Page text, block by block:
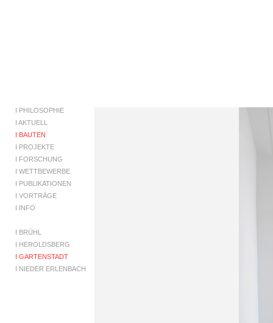
I PHILOSOPHIE
I AKTUELL
I BAUTEN
I PROJEKTE
I FORSCHUNG
I WETTBEWERBE
I PUBLIKATIONEN
I VORTRÄGE
I INFO
I BRÜHL
I HEROLDSBERG
I GARTENSTADT
I NIEDER ERLENBACH